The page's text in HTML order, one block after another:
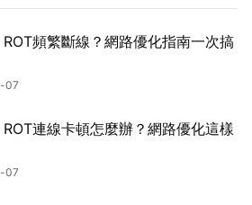
ROT頻繁斷線？網路優化指南一次搞
07
ROT連線卡頓怎麼辦？網路優化這樣
07